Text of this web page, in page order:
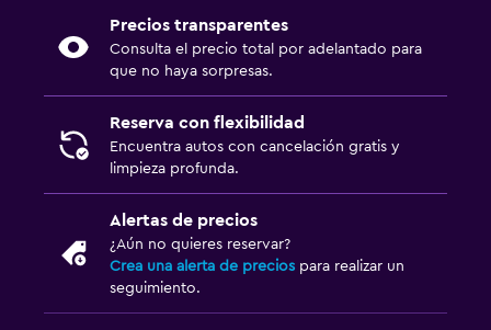
Precios transparentes
Consulta el precio total por adelantado para
que no haya sorpresas.
Reserva con flexibilidad
Encuentra autos con cancelación gratis y
limpieza profunda.
Alertas de precios
¿Aún no quieres reservar?
Crea una alerta de precios para realizar un
seguimiento.